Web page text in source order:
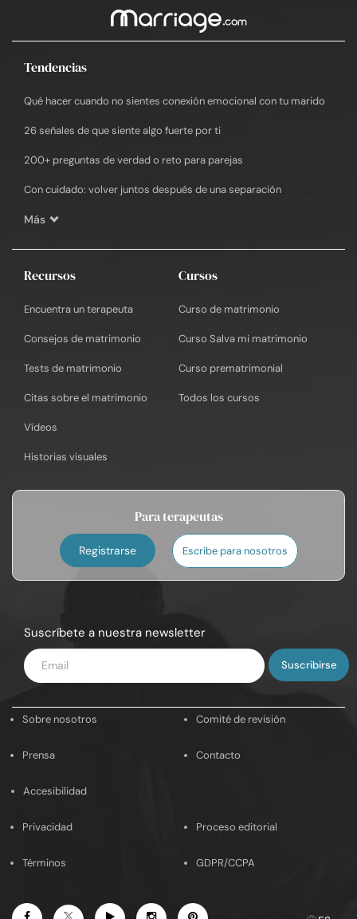
Tendencias
Qué hacer cuando no sientes conexión emocional con tu marido
26 señales de que siente algo fuerte por ti
200+ preguntas de verdad o reto para parejas
Con cuidado: volver juntos después de una separación
Más
Recursos
Encuentra un terapeuta
Consejos de matrimonio
Tests de matrimonio
Citas sobre el matrimonio
Vídeos
Historias visuales
Cursos
Curso de matrimonio
Curso Salva mi matrimonio
Curso prematrimonial
Todos los cursos
Para terapeutas
Registrarse Escribe para nosotros
Suscríbete a nuestra newsletter
Introduce
tu
Sobre nosotros Comité de revisión
Prensa Contacto
Accesibilidad
Privacidad Proceso editorial
Términos GDPR/CCPA
FacebookTwitterYoutubeInstagramPinterest